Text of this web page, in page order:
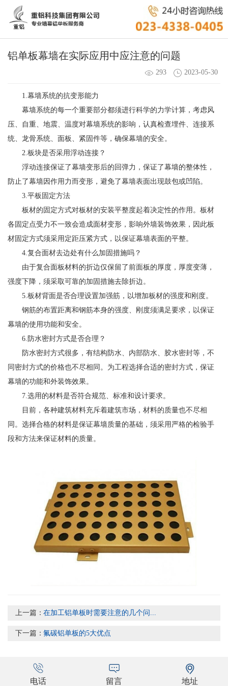
铝单板幕墙在实际应用中应注意的问题
293 2023-05-30
1.幕墙系统的抗变形能力
幕墙系统的每一个重要部分都须进行科学的力学计算，考虑风
压、自重、地震、温度对幕墙系统的影响，认真检查埋件、连接系
统、龙骨系统、面板、紧固件等，确保幕墙的安全。
2.板块是否采用浮动连接？
浮动连接保证了幕墙变形后的回弹力，保证了幕墙的整体性，
防止了幕墙因作用力而变形，避免了幕墙表面出现鼓包或凹陷。
3.平板固定方法
板材的固定方式对板材的安装平整度起着决定性的作用。板材
各固定点受力不一致会造成面材变形，影响外墙装饰效果，因此板
材固定方式须采用定距压紧方式，以保证幕墙表面的平整。
4.复合面材去边处有什么加固措施吗？
由于复合面板材料的折边仅保留了前面板的厚度，厚度变薄，
强度下降，须采取可靠的加固措施去除折边。
5.板材背面是否合理设置加强筋，以增加板材的强度和刚度。
钢筋的布置距离和钢筋本身的强度、刚度须满足要求，以保证
幕墙的使用功能和安全。
6.防水密封方式是否合理？
防水密封方式很多，有结构防水、内部防水、胶水密封等，不
同密封方式的价格也不尽相同。为工程选择合适的密封方式，保证
幕墙的功能和外装饰效果。
7.选用的材料是否符合规范、标准和设计要求。
目前，各种建筑材料充斥着建筑市场，材料的质量也不尽相
同。选择合格的材料是保证幕墙质量的基础，须采用严格的检验手
段和方法来保证材料的质量。
上一篇：在加工铝单板时需要注意的几个问...
下一篇：氟碳铝单板的5大优点
电话 留言 地址